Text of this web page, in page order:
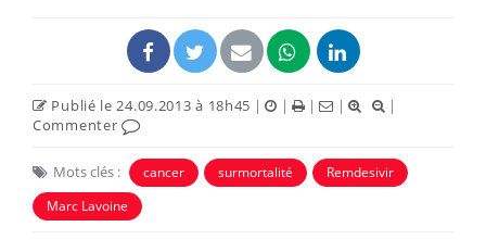
Publié le 24.09.2013 à 18h45 | | | |
|
Commenter
Mots clés : cancer surmortalité
Remdesivir
Marc Lavoine